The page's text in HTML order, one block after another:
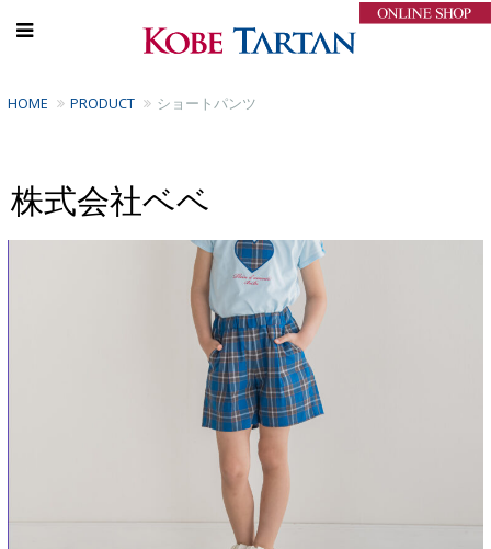
HOME PRODUCT ショートパンツ
株式会社ベベ